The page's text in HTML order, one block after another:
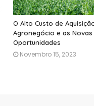
O Alto Custo de
Agronegócio e as Novas
Oportunidades
Novembro 15, 2023